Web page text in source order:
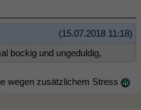
(15.07.2018 11:18)
bockig und ungeduldig,
wegen zusätzlichem Stress